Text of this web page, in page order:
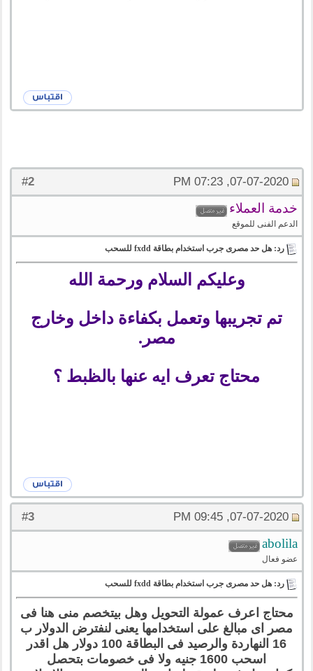
#
2 07-07-2020, 07:23 PM
خدمة العملاء
الدعم الفنى للموقع
رد: هل حد مصرى جرب استخدام بطاقة fxdd للسحب
وعليكم السلام ورحمة الله
تم تجريبها وتعمل بكفاءة داخل وخارج
مصر.
محتاج تعرف ايه عنها بالظبط ؟
#
3 07-07-2020, 09:45 PM
abolila
عضو فعال
رد: هل حد مصرى جرب استخدام بطاقة fxdd للسحب
محتاج اعرف عمولة التحويل وهل بيتخصم منى هنا فى
مصر اى مبالغ على استخدامها يعنى لنفترض الدولار ب
16 النهاردة والرصيد فى البطاقة 100 دولار هل اقدر
اسحب 1600 جنيه ولا فى خصومات بتحصل